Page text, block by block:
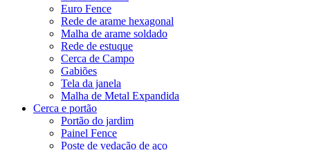
Euro Fence
Rede de arame hexagonal
Malha de arame soldado
Rede de estuque
Cerca de Campo
Gabiões
Tela da janela
Malha de Metal Expandida
Cerca e portão
Portão do jardim
Painel Fence
Poste de vedação de aço